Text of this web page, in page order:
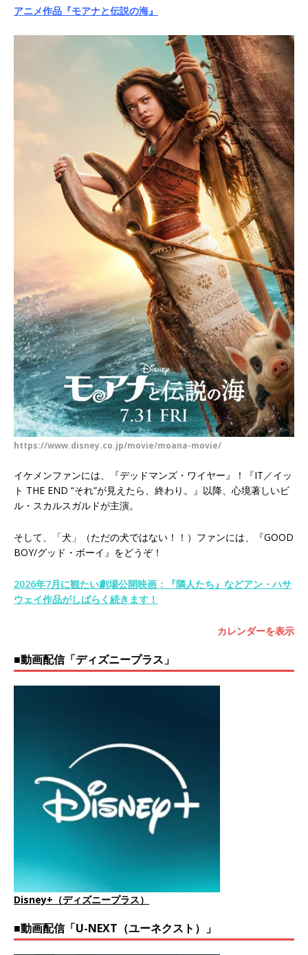
アニメ作品『モアナと伝説の海』
https://www.disney.co.jp/movie/moana-movie/
イケメンファンには、『デッドマンズ・ワイヤー』！『IT／イッ
ト THE END “それ”が見えたら、終わり。』以降、心境著しいビ
ル・スカルスガルドが主演。
そして、「犬」（ただの犬ではない！！）ファンには、『GOOD
BOY/グッド・ボーイ』をどうぞ！
2026年7月に観たい劇場公開映画：『隣人たち』などアン・ハサ
ウェイ作品がしばらく続きます！
カレンダーを表示
■動画配信「ディズニープラス」
Disney+（ディズニープラス）
■動画配信「U-NEXT（ユーネクスト）」